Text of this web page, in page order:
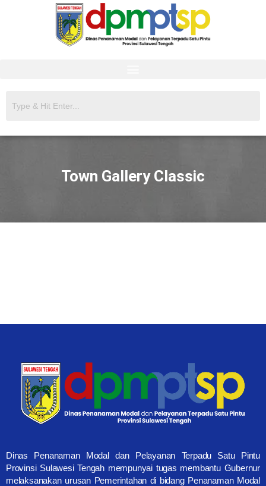
Town Gallery Classic
Dinas Penanaman Modal dan Pelayanan Terpadu Satu Pintu
Provinsi Sulawesi Tengah mempunyai tugas membantu Gubernur
melaksanakan urusan Pemerintahan di bidang Penanaman Modal